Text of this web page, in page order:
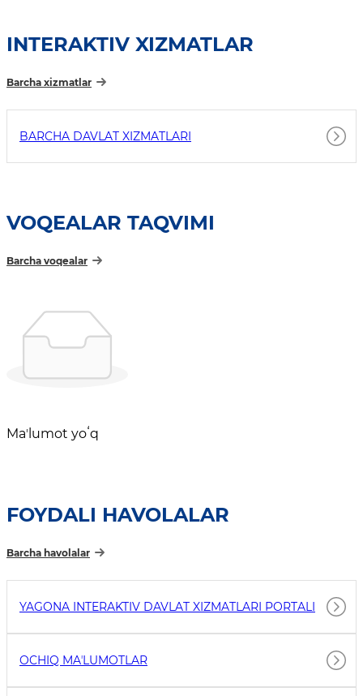
INTERAKTIV XIZMATLAR
Barcha xizmatlar
BARCHA DAVLAT XIZMATLARI
VOQEALAR TAQVIMI
Barcha voqealar
Maʼlumot yoʻq
FOYDALI HAVOLALAR
Barcha havolalar
YAGONA INTERAKTIV DAVLAT XIZMATLARI PORTALI
OCHIQ MAʼLUMOTLAR